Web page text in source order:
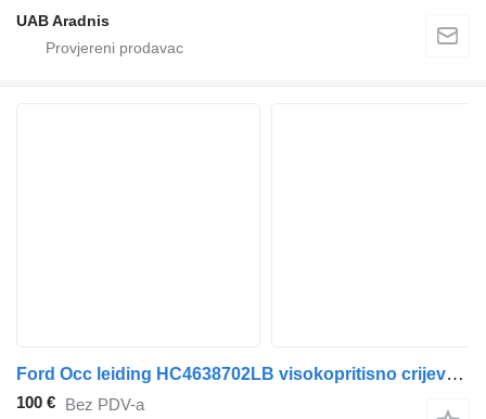
UAB Aradnis
Ford Occ leiding HC4638702LB visokopritisno crijevo za kamiona
100 € Bez PDV-a